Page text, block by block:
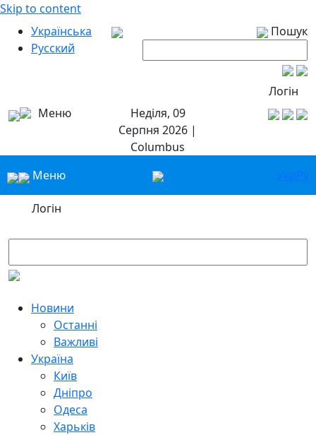
Skip to content
Українська
Русский
Пошук
Логін
Меню
Неділя, 09
Серпня 2026 |
Columbus
Меню
УкрРу
Логін
Новини
Останні
Важливі
Україна
Київ
Дніпро
Одеса
Харьків